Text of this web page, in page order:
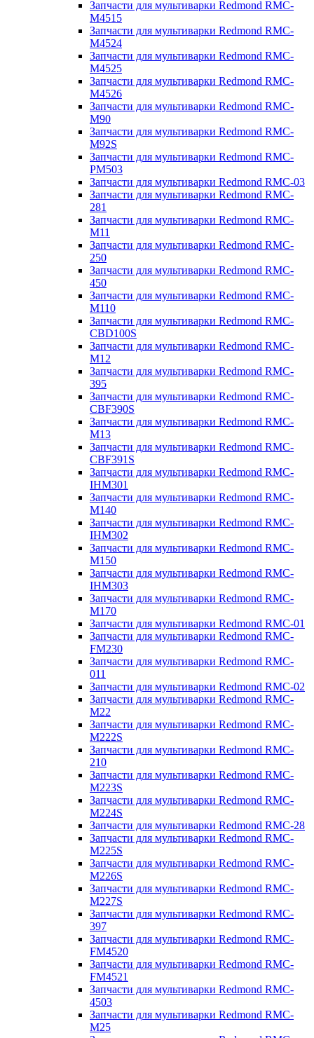
Запчасти для мультиварки Redmond RMC-
M4515
Запчасти для мультиварки Redmond RMC-
M4524
Запчасти для мультиварки Redmond RMC-
M4525
Запчасти для мультиварки Redmond RMC-
M4526
Запчасти для мультиварки Redmond RMC-
M90
Запчасти для мультиварки Redmond RMC-
M92S
Запчасти для мультиварки Redmond RMC-
PM503
Запчасти для мультиварки Redmond RMC-03
Запчасти для мультиварки Redmond RMC-
281
Запчасти для мультиварки Redmond RMC-
M11
Запчасти для мультиварки Redmond RMC-
250
Запчасти для мультиварки Redmond RMC-
450
Запчасти для мультиварки Redmond RMC-
M110
Запчасти для мультиварки Redmond RMC-
CBD100S
Запчасти для мультиварки Redmond RMC-
M12
Запчасти для мультиварки Redmond RMC-
395
Запчасти для мультиварки Redmond RMC-
CBF390S
Запчасти для мультиварки Redmond RMC-
M13
Запчасти для мультиварки Redmond RMC-
CBF391S
Запчасти для мультиварки Redmond RMC-
IHM301
Запчасти для мультиварки Redmond RMC-
M140
Запчасти для мультиварки Redmond RMC-
IHM302
Запчасти для мультиварки Redmond RMC-
M150
Запчасти для мультиварки Redmond RMC-
IHM303
Запчасти для мультиварки Redmond RMC-
M170
Запчасти для мультиварки Redmond RMC-01
Запчасти для мультиварки Redmond RMC-
FM230
Запчасти для мультиварки Redmond RMC-
011
Запчасти для мультиварки Redmond RMC-02
Запчасти для мультиварки Redmond RMC-
M22
Запчасти для мультиварки Redmond RMC-
M222S
Запчасти для мультиварки Redmond RMC-
210
Запчасти для мультиварки Redmond RMC-
M223S
Запчасти для мультиварки Redmond RMC-
M224S
Запчасти для мультиварки Redmond RMC-28
Запчасти для мультиварки Redmond RMC-
M225S
Запчасти для мультиварки Redmond RMC-
M226S
Запчасти для мультиварки Redmond RMC-
M227S
Запчасти для мультиварки Redmond RMC-
397
Запчасти для мультиварки Redmond RMC-
FM4520
Запчасти для мультиварки Redmond RMC-
FM4521
Запчасти для мультиварки Redmond RMC-
4503
Запчасти для мультиварки Redmond RMC-
M25